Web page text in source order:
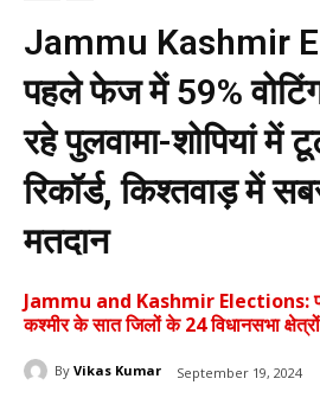
Jammu Kashmir
पहले फेज में 59%
रहे पुलवामा-शोपियां में
रिकॉर्ड, किश्तवाड़ में
मतदान
Jammu and Kashmir Elections:
कश्मीर के सात जिलों के 24 विधानसभा
By Vikas Kumar September 19, 2024